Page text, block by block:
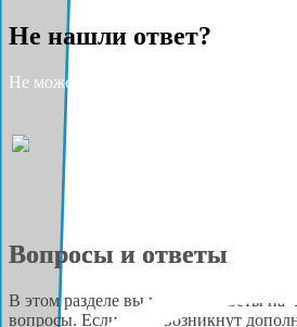
Не нашли ответ?
Не можете найти ответ на свой
Вопросы и ответы
В этом разделе вы найдёте ответы на
вопросы. Если у вас возникнут